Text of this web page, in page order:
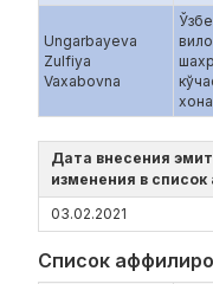
Ungarbayeva
Zulfiya
Vaxabovna
Дата внесения
изменения в
03.02.2021
Список